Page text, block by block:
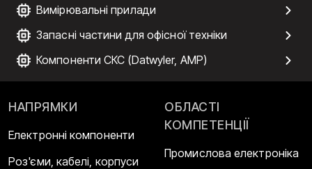
Вимірювальні прилади
Запасні частини для офісної техніки
Компоненти СКС (Datwyler, AMP)
НАПРЯМКИ
Електронні компоненти
Роз'єми, кабелі, корпуси
ОБЛАСТІ
КОМПЕТЕНЦІЇ
Промислова електроніка